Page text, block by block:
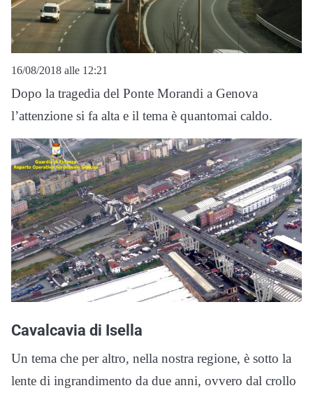
16/08/2018 alle 12:21
Dopo la tragedia del Ponte Morandi a Genova
l’attenzione si fa alta e il tema è quantomai caldo.
Cavalcavia di Isella
Un tema che per altro, nella nostra regione, è sotto la
lente di ingrandimento da due anni, ovvero dal crollo